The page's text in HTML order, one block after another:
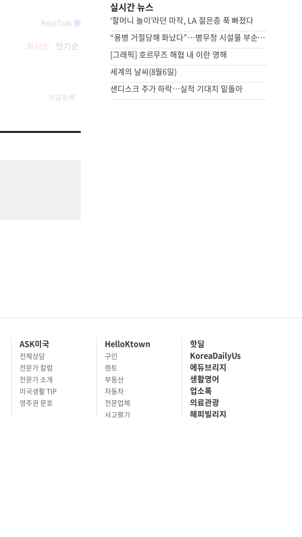
실시간 뉴스
‘할머니 놀이’라던 마작, LA 젊은층 푹 빠졌다
“용병 거절당해 화났다”…병무청 시설물 부순 40대 구속 송치
[그래픽] 호르무즈 해협 내 이란 영해
세계의 날씨(8월6일)
샌디스크 주가 하락…실적 기대치 밑돌아
ASK미국
전체상담
전문가 칼럼
전문가 소개
HelloKtown
구인
렌트
부동산
자동차
핫딜
KoreaDailyUs
에듀브리지
생활영어
업소록